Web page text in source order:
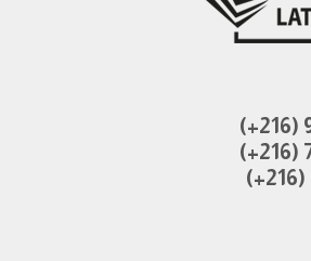
(+216)
(+216)
(+216)